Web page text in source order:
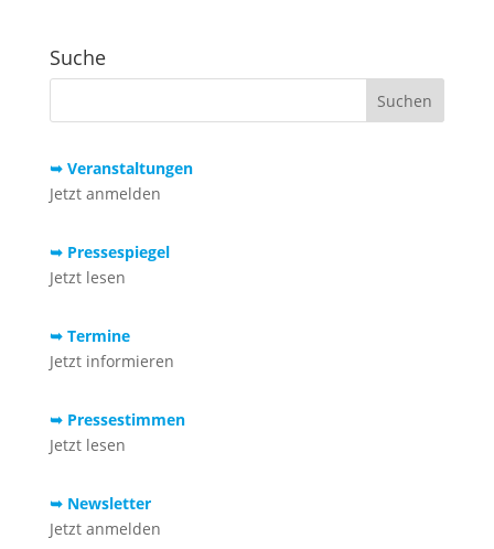
Suche
➥ Veranstaltungen
Jetzt anmelden
➥ Pressespiegel
Jetzt lesen
➥ Termine
Jetzt informieren
➥ Pressestimmen
Jetzt lesen
➥ Newsletter
Jetzt anmelden